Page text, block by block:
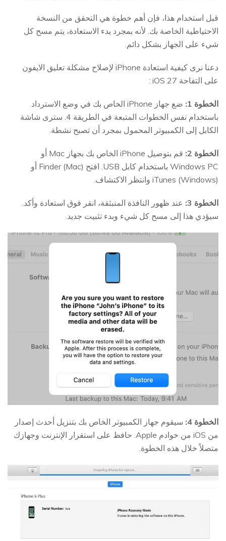
قبل استخدام هذا، فإن أهم خطوة هي التحقق من النسخة
الاحتياطية الخاصة بك. لأنه بمجرد بدء الاستعادة، يتم مسح كل
شيء على الجهاز بشكل دائم.
دعنا نرى كيفية استعادة iPhone لإصلاح مشكلة تعليق الايفون
على التفاحة iOS 27 :
الخطوة 1:
ضع جهاز iPhone الخاص بك في وضع الاسترداد
باستخدام نفس الخطوات المتبعة في الطريقة 4. سترى شاشة
الكابل إلى الكمبيوتر المحمول بمجرد أن تصبح نشطة.
الخطوة 2:
قم بتوصيل iPhone الخاص بك بجهاز Mac أو
Windows PC باستخدام كابل USB. افتح Finder (Mac) أو
iTunes (Windows) وانتظر الاكتشاف.
الخطوة 3:
عند ظهور النافذة المنبثقة، انقر فوق استعادة وأكد.
سيؤدي هذا إلى مسح كل شيء وبدء تثبيت جديد.
الخطوة 4:
سيقوم جهاز الكمبيوتر الخاص بك بتنزيل أحدث إصدار
من iOS من خوادم Apple. حافظ على استقرار الإنترنت وجهازك
متصلاً خلال هذه الخطوة.